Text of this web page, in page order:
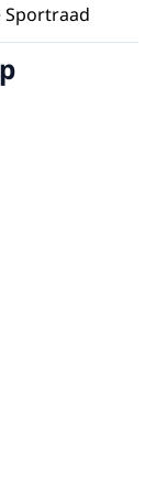
Sportraad